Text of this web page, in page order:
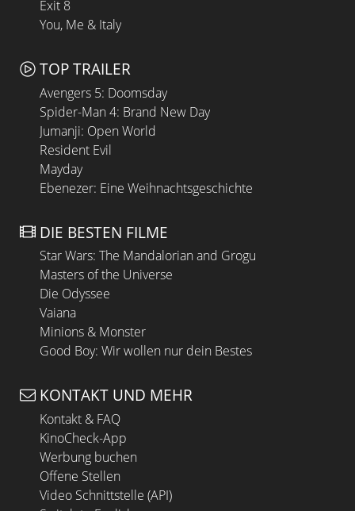
Exit 8
You, Me & Italy
TOP TRAILER
Avengers 5: Doomsday
Spider-Man 4: Brand New Day
Jumanji: Open World
Resident Evil
Mayday
Ebenezer: Eine Weihnachtsgeschichte
DIE BESTEN FILME
Star Wars: The Mandalorian and Grogu
Masters of the Universe
Die Odyssee
Vaiana
Minions & Monster
Good Boy: Wir wollen nur dein Bestes
KONTAKT UND MEHR
Kontakt & FAQ
KinoCheck-App
Werbung buchen
Offene Stellen
Video Schnittstelle (API)